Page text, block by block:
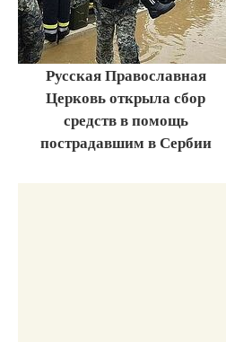
Русская Православная
Церковь открыла сбор
средств в помощь
пострадавшим в Сербии